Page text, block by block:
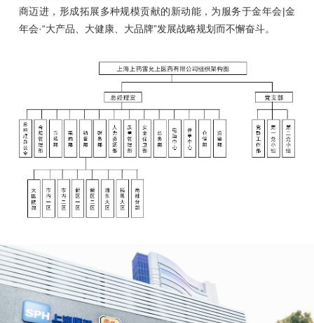
商迈进，形成拓展多种规模贡献的新动能，为服务于金年会|金
年会·“大产品、大健康、大品牌”发展战略规划而不懈奋斗。